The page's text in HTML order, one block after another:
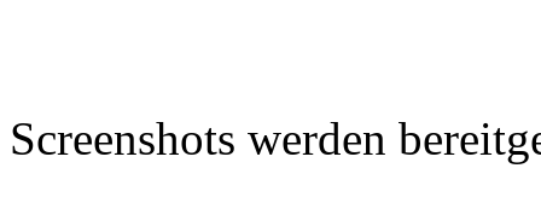
Screenshots werden